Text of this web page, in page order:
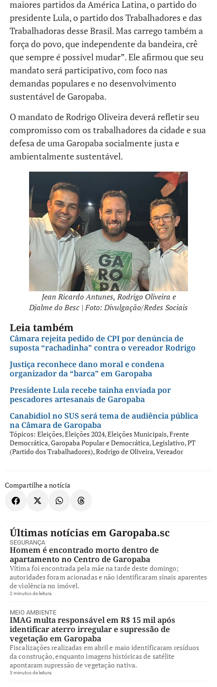
maiores partidos da América Latina, o partido do
presidente Lula, o partido dos Trabalhadores e das
Trabalhadoras desse Brasil. Mas carrego também a
força do povo, que independente da bandeira, crê
que sempre é possível mudar”. Ele afirmou que seu
mandato será participativo, com foco nas
demandas populares e no desenvolvimento
sustentável de Garopaba.
O mandato de Rodrigo Oliveira deverá refletir seu
compromisso com os trabalhadores da cidade e sua
defesa de uma Garopaba socialmente justa e
ambientalmente sustentável.
Jean Ricardo Antunes, Rodrigo Oliveira e
Djalme do Besc | Foto: Divulgação/Redes Sociais
Leia também
Câmara rejeita pedido de CPI por denúncia de
suposta “rachadinha” contra o vereador Rodrigo
Justiça reconhece dano moral e condena
organizador da “barca” em Garopaba
Presidente Lula recebe tainha enviada por
pescadores artesanais de Garopaba
Canabidiol no SUS será tema de audiência pública
na Câmara de Garopaba
Tópicos: Eleições,Eleições 2024,Eleições Municipais,Frente
Democrática,Garopaba Popular e Democrática,Legislativo,PT
(Partido dos Trabalhadores),Rodrigo de Oliveira,Vereador
Compartilhe a notícia
Últimas notícias em Garopaba.sc
SEGURANÇA
Homem é encontrado morto dentro de
apartamento no Centro de Garopaba
Vítima foi encontrada pela mãe na tarde deste domingo;
autoridades foram acionadas e não identificaram sinais aparentes
de violência no imóvel.
2 minutos de leitura
MEIO AMBIENTE
IMAG multa responsável em R$ 15 mil após
identificar aterro irregular e supressão de
vegetação em Garopaba
Fiscalizações realizadas em abril e maio identificaram resíduos
da construção, enquanto imagens históricas de satélite
apontaram supressão de vegetação nativa.
3 minutos de leitura